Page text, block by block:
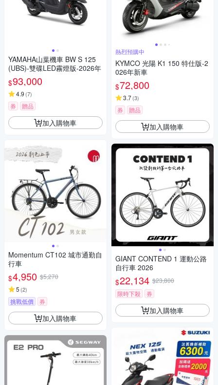
YAMAHA山葉機車 BW S 125
(UBS)-雙碟LED霧燈版-2026年
$93,000
4.9 (7)
券 贈品
加入購物車
Momentum CT102 城市通勤自
行車
$4,950 $5,270
5 (2)
挑戰低價 券
加入購物車
熱烈預購中
KYMCO 光陽 K1 150 特仕版-2
026年新車
$72,800
3.7(3)
券 贈品
加入購物車
GIANT CONTEND 1 運動公路
自行車 2026
$22,134 $23,800
限時下殺
券
加入購物車